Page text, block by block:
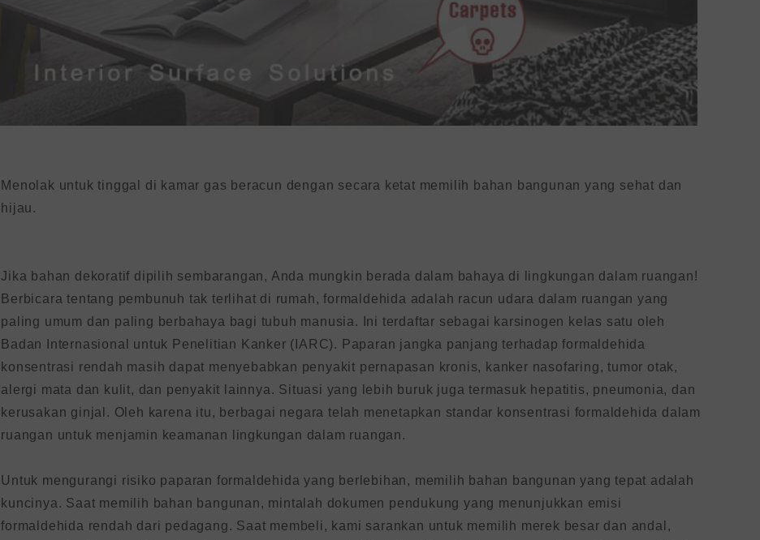
Menolak untuk tinggal di kamar gas beracun dengan secara ketat memilih bahan bangunan yang sehat dan
hijau.
Jika bahan dekoratif dipilih sembarangan, Anda mungkin berada dalam bahaya di lingkungan dalam ruangan!
Berbicara tentang pembunuh tak terlihat di rumah, formaldehida adalah racun udara dalam ruangan yang
paling umum dan paling berbahaya bagi tubuh manusia. Ini terdaftar sebagai karsinogen kelas satu oleh
Badan Internasional untuk Penelitian Kanker (IARC). Paparan jangka panjang terhadap formaldehida
konsentrasi rendah masih dapat menyebabkan penyakit pernapasan kronis, kanker nasofaring, tumor otak,
alergi mata dan kulit, dan penyakit lainnya. Situasi yang lebih buruk juga termasuk hepatitis, pneumonia, dan
kerusakan ginjal. Oleh karena itu, berbagai negara telah menetapkan standar konsentrasi formaldehida dalam
ruangan untuk menjamin keamanan lingkungan dalam ruangan.
Untuk mengurangi risiko paparan formaldehida yang berlebihan, memilih bahan bangunan yang tepat adalah
kuncinya. Saat memilih bahan bangunan, mintalah dokumen pendukung yang menunjukkan emisi
formaldehida rendah dari pedagang. Saat membeli, kami sarankan untuk memilih merek besar dan andal,